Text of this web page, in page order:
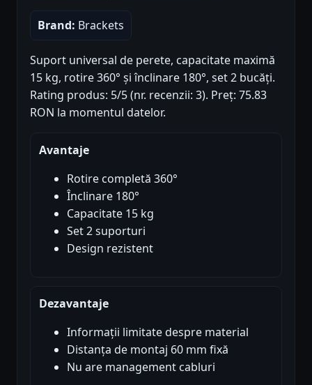
Brand: Brackets
Suport universal de perete, capacitate maximă
15 kg, rotire 360° și înclinare 180°, set 2 bucăți.
Rating produs: 5/5 (nr. recenzii: 3). Preț: 75.83
RON la momentul datelor.
Avantaje
Rotire completă 360°
Înclinare 180°
Capacitate 15 kg
Set 2 suporturi
Design rezistent
Dezavantaje
Informații limitate despre material
Distanța de montaj 60 mm fixă
Nu are management cabluri